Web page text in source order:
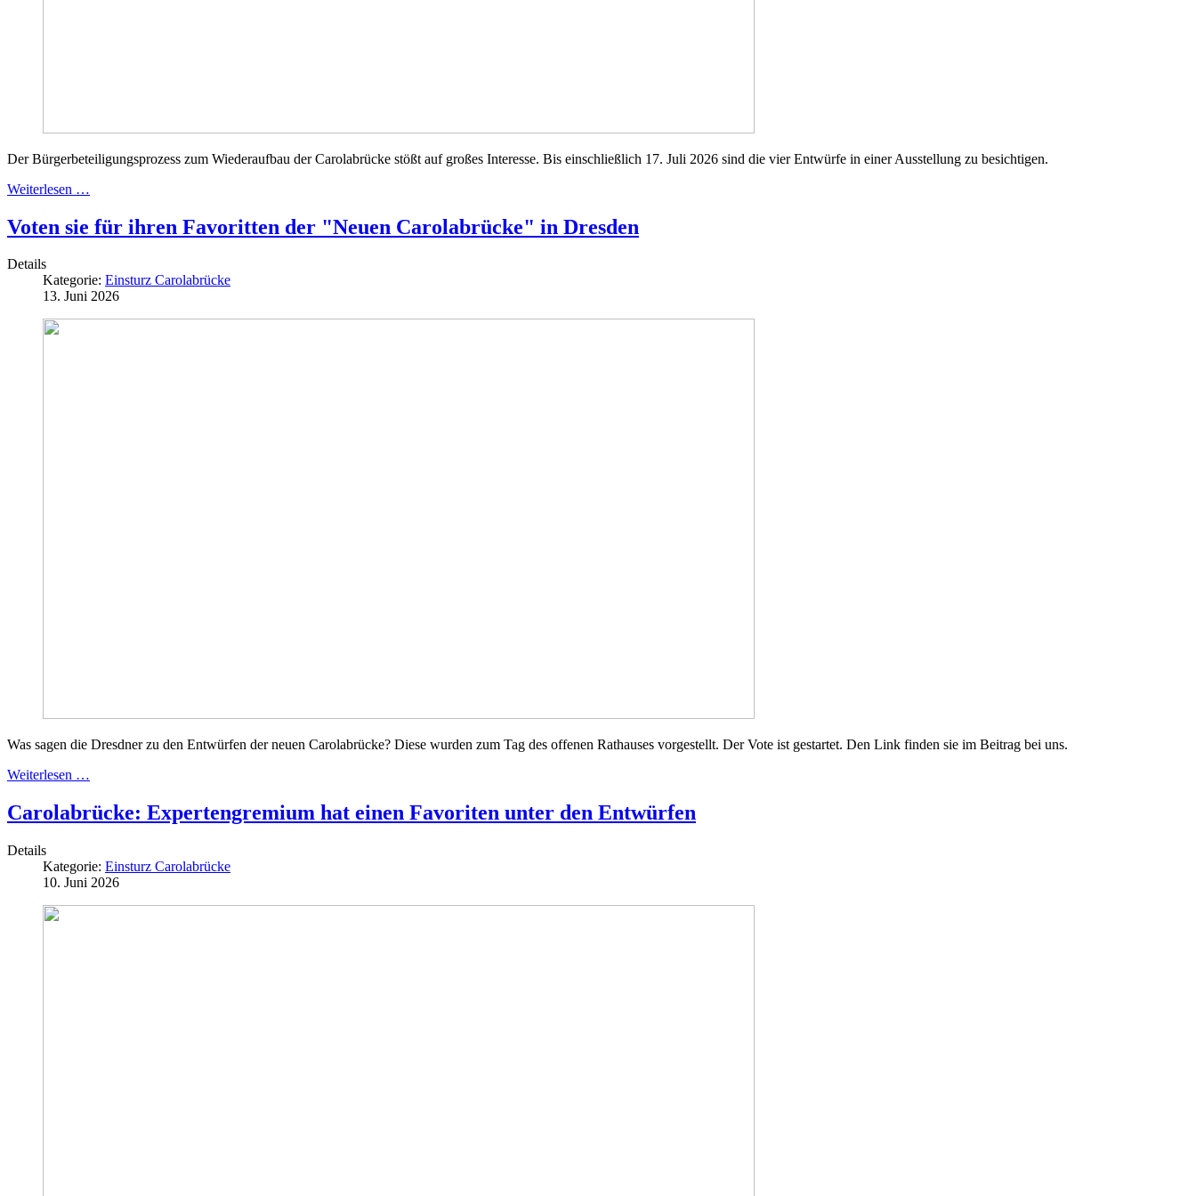
Der Bürgerbeteiligungsprozess zum Wiederaufbau der Carolabrücke stößt auf großes Interesse. Bis einschließlich 17. Juli 2026 sind die vier Entwürfe in einer Ausstellung zu besichtigen.
Weiterlesen …
Voten sie für ihren Favoritten der "Neuen Carolabrücke" in Dresden
Details
Kategorie: Einsturz Carolabrücke
13. Juni 2026
Was sagen die Dresdner zu den Entwürfen der neuen Carolabrücke? Diese wurden zum Tag des offenen Rathauses vorgestellt. Der Vote ist gestartet. Den Link finden sie im Beitrag bei uns.
Weiterlesen …
Carolabrücke: Expertengremium hat einen Favoriten unter den Entwürfen
Details
Kategorie: Einsturz Carolabrücke
10. Juni 2026